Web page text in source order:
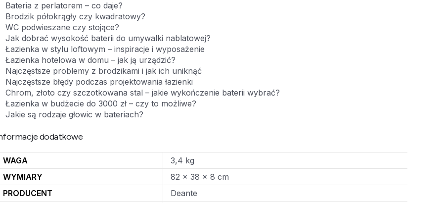
Bateria z perlatorem – co daje?
Brodzik półokrągły czy kwadratowy?
WC podwieszane czy stojące?
Jak dobrać wysokość baterii do umywalki nablatowej?
Łazienka w stylu loftowym – inspiracje i wyposażenie
Łazienka hotelowa w domu – jak ją urządzić?
Najczęstsze problemy z brodzikami i jak ich uniknąć
Najczęstsze błędy podczas projektowania łazienki
Chrom, złoto czy szczotkowana stal – jakie wykończenie baterii wybrać?
Łazienka w budżecie do 3000 zł – czy to możliwe?
Jakie są rodzaje głowic w bateriach?
dodatkowe
WAGA
3,4 kg
WYMIARY
82 × 38 × 8 cm
PRODUCENT
Deante